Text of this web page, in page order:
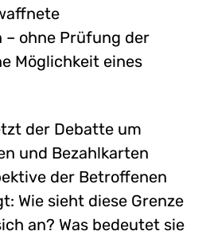
– ohne Prüfung der
Möglichkeit eines
der Debatte um
und Bezahlkarten
der Betroffenen
Wie sieht diese Grenze
an? Was bedeutet sie